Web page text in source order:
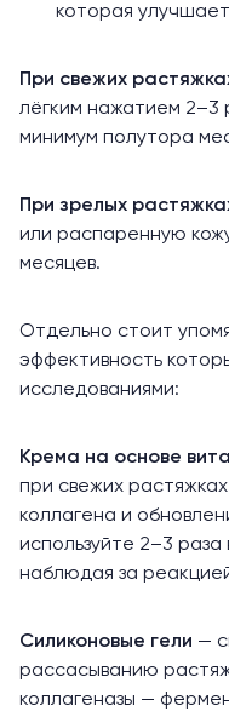
которая
При свежих
лёгким нажатием 2–3
минимум полутора
При зрелых
или распаренную
месяцев.
Отдельно стоит
эффективность
исследованиями:
Крема на основе
при свежих
коллагена и
используйте 2–3
наблюдая за
Силиконовые гели —
рассасыванию
коллагеназы —